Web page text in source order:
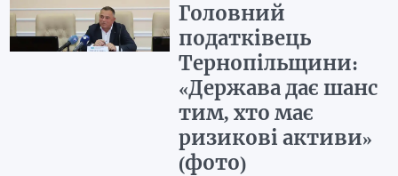
Головний
податківець
Тернопільщини:
«Держава дає шанс
тим, хто має
ризикові активи»
(фото)